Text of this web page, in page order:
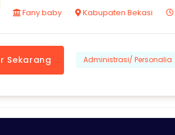
Fany baby Kabupaten Bekasi
Sekarang Administrasi/ Personalia